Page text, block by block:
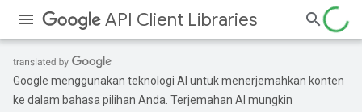
API Client Libraries
Google menggunakan teknologi AI untuk menerjemahkan konten
ke dalam bahasa pilihan Anda. Terjemahan AI mungkin